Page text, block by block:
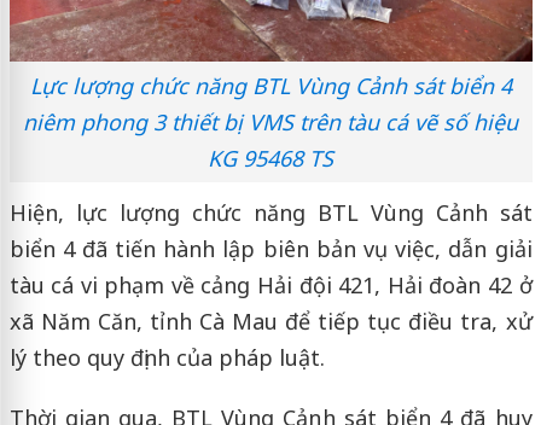
Lực lượng chức năng BTL Vùng Cảnh sát biển 4
niêm phong 3 thiết bị VMS trên tàu cá vẽ số hiệu
KG 95468 TS
Hiện, lực lượng chức năng BTL Vùng Cảnh sát
biển 4 đã tiến hành lập biên bản vụ việc, dẫn giải
tàu cá vi phạm về cảng Hải đội 421, Hải đoàn 42 ở
xã Năm Căn, tỉnh Cà Mau để tiếp tục điều tra, xử
lý theo quy định của pháp luật.
Thời gian qua, BTL Vùng Cảnh sát biển 4 đã huy